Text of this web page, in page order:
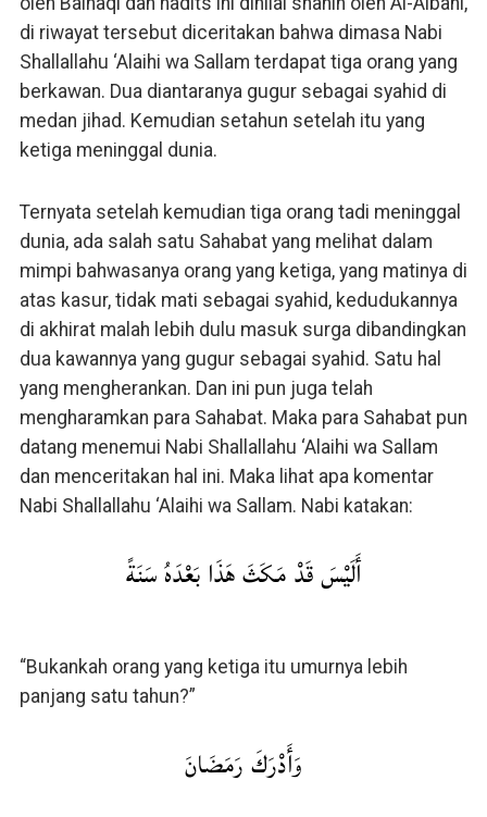
di riwayat tersebut diceritakan bahwa dimasa Nabi
Shallallahu ‘Alaihi wa Sallam terdapat tiga orang yang
berkawan. Dua diantaranya gugur sebagai syahid di
medan jihad. Kemudian setahun setelah itu yang
ketiga meninggal dunia.
Ternyata setelah kemudian tiga orang tadi meninggal
dunia, ada salah satu Sahabat yang melihat dalam
mimpi bahwasanya orang yang ketiga, yang matinya di
atas kasur, tidak mati sebagai syahid, kedudukannya
di akhirat malah lebih dulu masuk surga dibandingkan
dua kawannya yang gugur sebagai syahid. Satu hal
yang mengherankan. Dan ini pun juga telah
mengharamkan para Sahabat. Maka para Sahabat pun
datang menemui Nabi Shallallahu ‘Alaihi wa Sallam
dan menceritakan hal ini. Maka lihat apa komentar
Nabi Shallallahu ‘Alaihi wa Sallam. Nabi katakan:
أَلَيْسَ قَدْ مَكَثَ هَذَا بَعْدَهُ سَنَةً
“Bukankah orang yang ketiga itu umurnya lebih
panjang satu tahun?”
وَأَدْرَكَ رَمَضَانَ